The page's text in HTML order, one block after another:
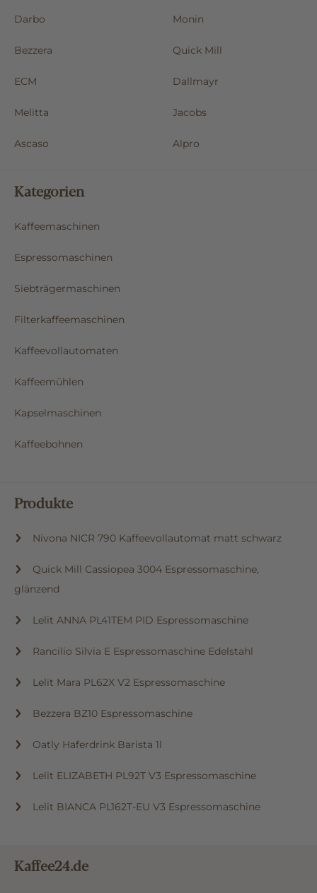
Darbo Monin
Bezzera Quick Mill
ECM Dallmayr
Melitta Jacobs
Ascaso Alpro
Kategorien
Kaffeemaschinen
Espressomaschinen
Siebträgermaschinen
Filterkaffeemaschinen
Kaffeevollautomaten
Kaffeemühlen
Kapselmaschinen
Kaffeebohnen
Produkte
Nivona NICR 790 Kaffeevollautomat matt schwarz
Quick Mill Cassiopea 3004 Espressomaschine,
glänzend
Lelit ANNA PL41TEM PID Espressomaschine
Rancilio Silvia E Espressomaschine Edelstahl
Lelit Mara PL62X V2 Espressomaschine
Bezzera BZ10 Espressomaschine
Oatly Haferdrink Barista 1l
Lelit ELIZABETH PL92T V3 Espressomaschine
Lelit BIANCA PL162T-EU V3 Espressomaschine
Kaffee24.de